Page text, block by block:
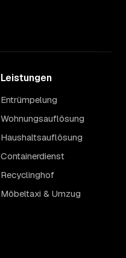
Leistungen
Entrümpelung
Wohnungsauflösung
Haushaltsauflösung
Containerdienst
Recyclinghof
Möbeltaxi & Umzug